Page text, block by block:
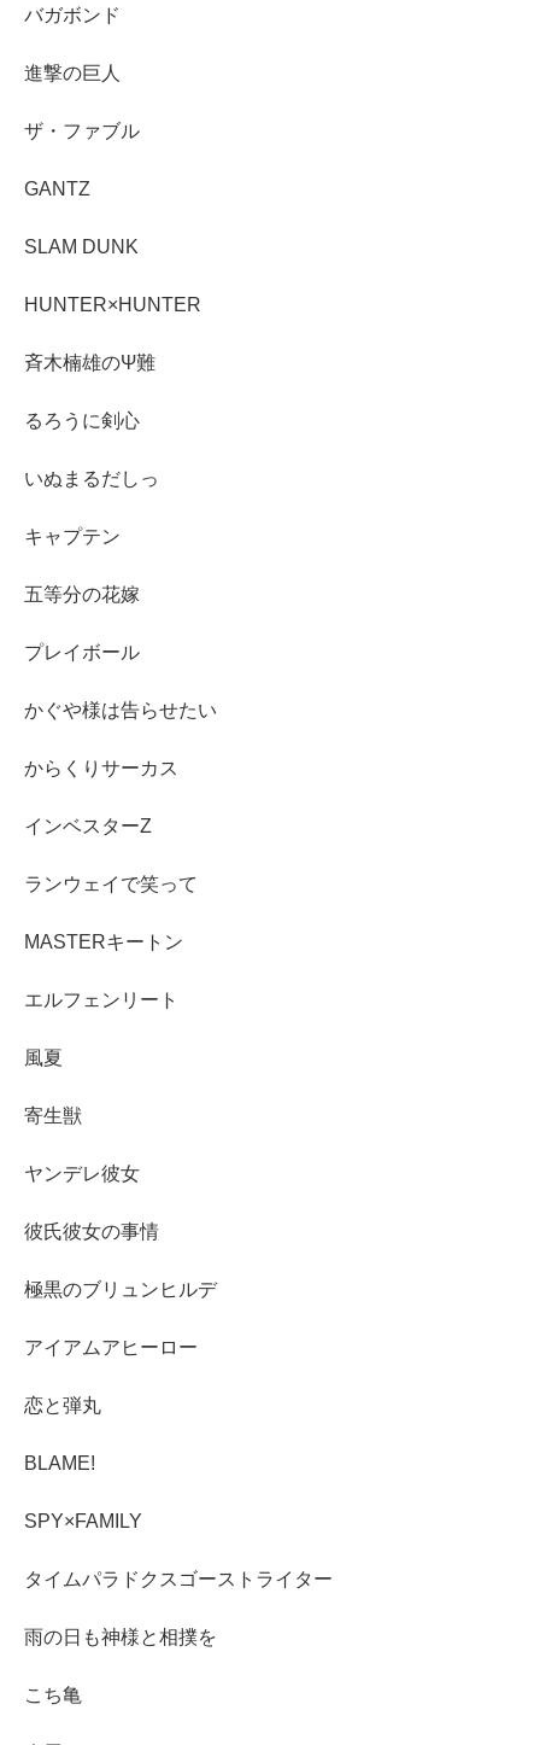
バガボンド
進撃の巨人
ザ・ファブル
GANTZ
SLAM DUNK
HUNTER×HUNTER
斉木楠雄のΨ難
るろうに剣心
いぬまるだしっ
キャプテン
五等分の花嫁
プレイボール
かぐや様は告らせたい
からくりサーカス
インベスターZ
ランウェイで笑って
MASTERキートン
エルフェンリート
風夏
寄生獣
ヤンデレ彼女
彼氏彼女の事情
極黒のブリュンヒルデ
アイアムアヒーロー
恋と弾丸
BLAME!
SPY×FAMILY
タイムパラドクスゴーストライター
雨の日も神様と相撲を
こち亀